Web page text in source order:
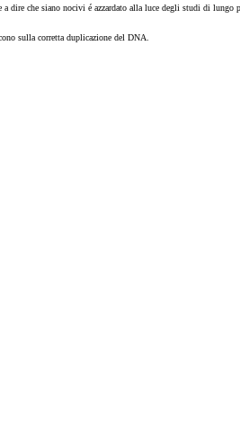
che siano nocivi é azzardato alla luce degli studi di
sulla corretta duplicazione del DNA.